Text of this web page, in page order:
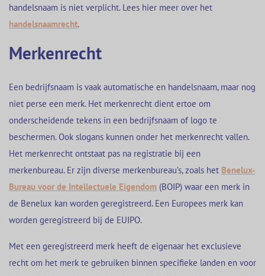
handelsnaam is niet verplicht. Lees hier meer over het
handelsnaamrecht.
Merkenrecht
Een bedrijfsnaam is vaak automatische en handelsnaam, maar nog
niet perse een merk. Het merkenrecht dient ertoe om
onderscheidende tekens in een bedrijfsnaam of logo te
beschermen. Ook slogans kunnen onder het merkenrecht vallen.
Het merkenrecht ontstaat pas na registratie bij een
merkenbureau. Er zijn diverse merkenbureau’s, zoals het Benelux-
Bureau voor de Intellectuele Eigendom (BOIP) waar een merk in
de Benelux kan worden geregistreerd. Een Europees merk kan
worden geregistreerd bij de EUIPO.
Met een geregistreerd merk heeft de eigenaar het exclusieve
recht om het merk te gebruiken binnen specifieke landen en voor